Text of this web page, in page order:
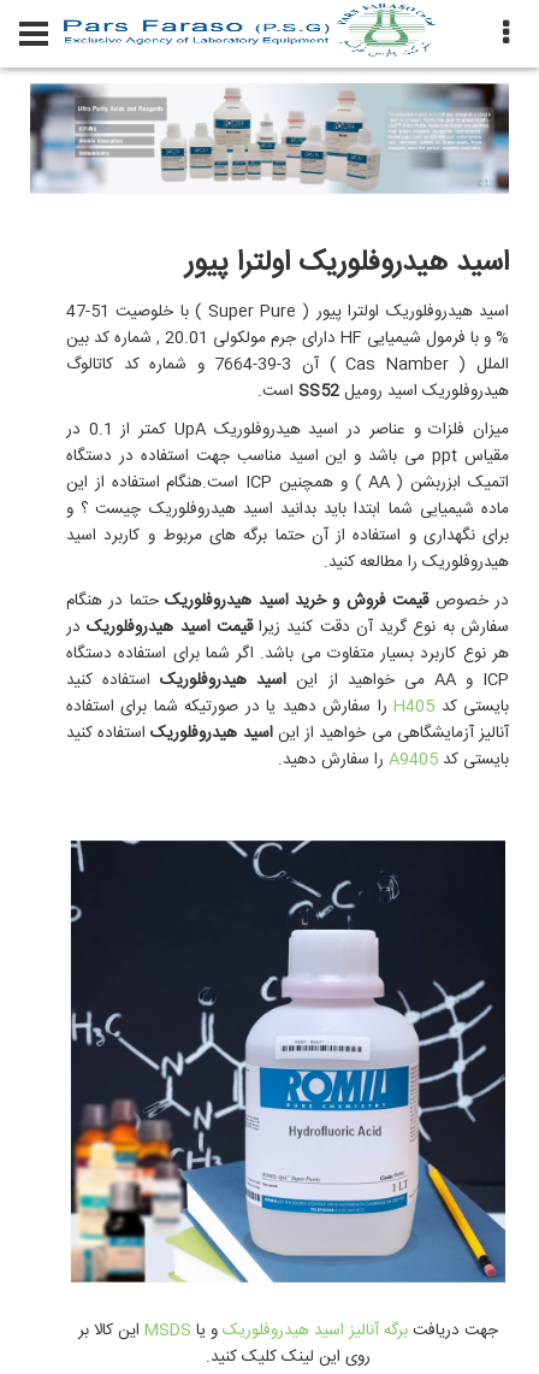
اسید هیدروفلوریک اولترا پیور
اسید هیدروفلوریک اولترا پیور ( Super Pure ) با خلوصیت 51-47
% و با فرمول شیمیایی HF دارای جرم مولکولی 20.01 , شماره کد بین
الملل ( Cas Namber ) آن 3-39-7664 و شماره کد کاتالوگ
هیدروفلوریک اسید رومیلSS52 است.
میزان فلزات و عناصر در اسید هیدروفلوریک UpA کمتر از 0.1 در
مقیاس ppt می باشد و این اسید مناسب جهت استفاده در دستگاه
اتمیک ابزربشن ( AA ) و همچنین ICP است.هنگام استفاده از این
ماده شیمیایی شما ابتدا باید بدانید اسید هیدروفلوریک چیست ؟ و
برای نگهداری و استفاده از آن حتما برگه های مربوط و کاربرد اسید
هیدروفلوریک را مطالعه کنید.
در خصوصقیمت فروش و خرید اسید هیدروفلوریک حتما در هنگام
سفارش به نوع گرید آن دقت کنید زیراقیمت اسید هیدروفلوریک در
هر نوع کاربرد بسیار متفاوت می باشد. اگر شما برای استفاده دستگاه
ICP و AA می خواهید از این
اسید هیدروفلوریکاستفاده کنید
بایستی کد H405را سفارش دهید یا در صورتیکه شما برای استفاده
آنالیز آزمایشگاهی می خواهید از ایناسید هیدروفلوریکاستفاده کنید
بایستی کد A9405 را سفارش دهید.
جهت دريافتبرگه آنالیز اسید هیدروفلوریکو یا MSDS اين کالا بر
روی این لینک کلیک کنید.